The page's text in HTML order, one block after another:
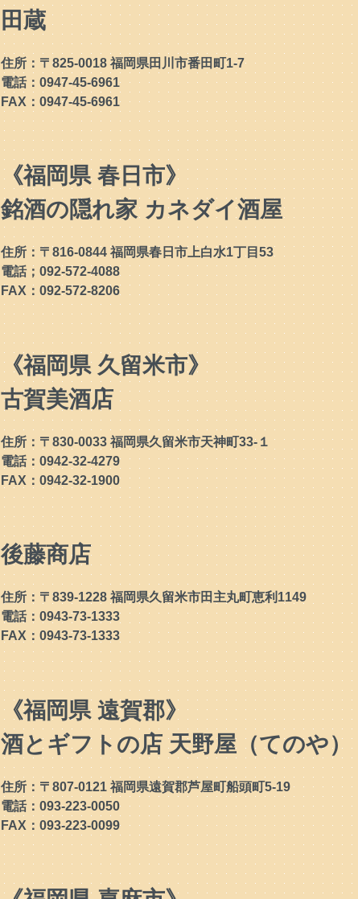
田蔵
住所：〒825-0018 福岡県田川市番田町1-7
電話：0947-45-6961
FAX：0947-45-6961
《福岡県 春日市》
銘酒の隠れ家 カネダイ酒屋
住所：〒816-0844 福岡県春日市上白水1丁目53
電話；092-572-4088
FAX：092-572-8206
《福岡県 久留米市》
古賀美酒店
住所：〒830-0033 福岡県久留米市天神町33-１
電話：0942-32-4279
FAX：0942-32-1900
後藤商店
住所：〒839-1228 福岡県久留米市田主丸町恵利1149
電話：0943-73-1333
FAX：0943-73-1333
《福岡県 遠賀郡》
酒とギフトの店 天野屋（てのや）
住所：〒807-0121 福岡県遠賀郡芦屋町船頭町5-19
電話：093-223-0050
FAX：093-223-0099